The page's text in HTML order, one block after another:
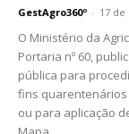
GestAgro360º - 17 de
O Ministério da
Portaria nº 60,
pública para
fins
ou para aplicação